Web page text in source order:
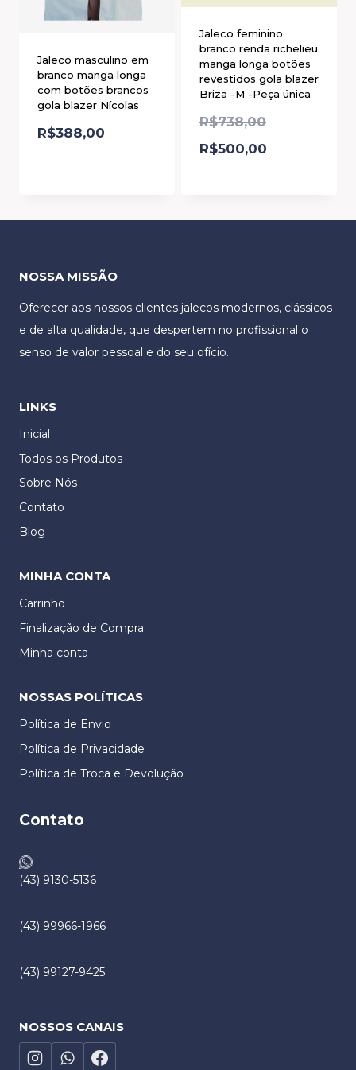
Jaleco masculino em
branco manga longa
com botões brancos
gola blazer Nícolas
R$388,00
Jaleco feminino
branco renda richelieu
manga longa botões
revestidos gola blazer
Briza -M -Peça única
R$738,00
R$500,00
NOSSA MISSÃO
Oferecer aos nossos clientes jalecos modernos, clássicos
e de alta qualidade, que despertem no profissional o
senso de valor pessoal e do seu ofício.
LINKS
Inicial
Todos os Produtos
Sobre Nós
Contato
Blog
MINHA CONTA
Carrinho
Finalização de Compra
Minha conta
NOSSAS POLÍTICAS
Política de Envio
Política de Privacidade
Política de Troca e Devolução​
Contato
(43) 9130-5136
(43) 99966-1966
(43) 99127-9425
NOSSOS CANAIS